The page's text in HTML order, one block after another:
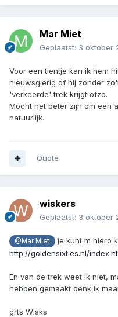
Mar Miet
Geplaatst: 3 oktober
Voor een tientje kan ik hem
nieuwsgierig of hij zonder
'verkeerde' trek krijgt ofzo.
Mocht het beter zijn om een
natuurlijk.
Quote
wiskers
Geplaatst: 3 oktober
@Mar Miet
je kunt m hiero
http://goldensixties.nl/
En van de trek weet ik niet,
hebben gemaakt denk ik
grts Wisks